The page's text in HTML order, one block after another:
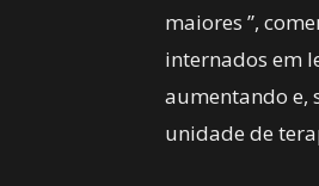
maiores ”,
internados em
aumentando e,
unidade de